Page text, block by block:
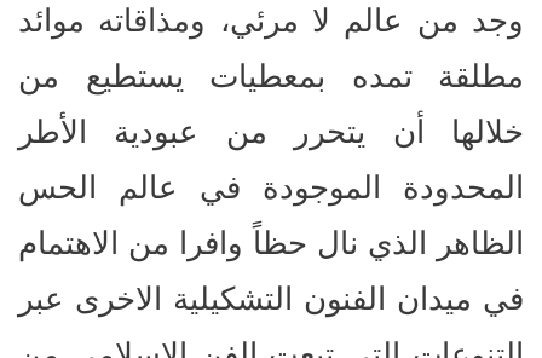
وجد من عالم لا مرئي، ومذاقاته موائد
مطلقة تمده بمعطيات يستطيع من
خلالها أن يتحرر من عبودية الأطر
المحدودة الموجودة في عالم الحس
الظاهر الذي نال حظاً وافرا من الاهتمام
في ميدان الفنون التشكيلية الاخرى عبر